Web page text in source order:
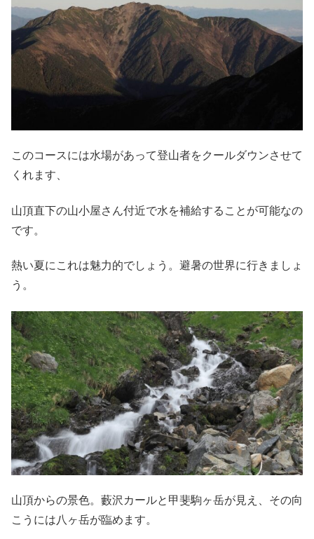
このコースには水場があって登山者をクールダウンさせて
くれます、
山頂直下の山小屋さん付近で水を補給することが可能なの
です。
熱い夏にこれは魅力的でしょう。避暑の世界に行きましょ
う。
山頂からの景色。藪沢カールと甲斐駒ヶ岳が見え、その向
こうには八ヶ岳が臨めます。